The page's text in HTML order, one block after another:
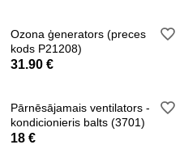
Ozona ģenerators (preces
kods P21208)
31.90 €
Pārnēsājamais ventilators -
kondicionieris balts (3701)
18 €